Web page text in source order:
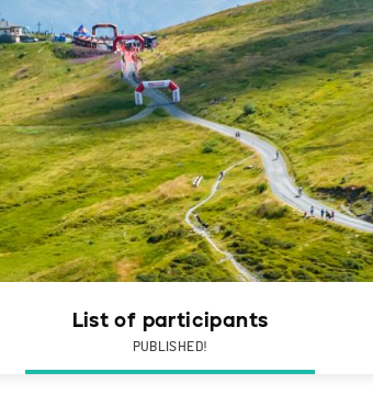
List of participants
PUBLISHED!